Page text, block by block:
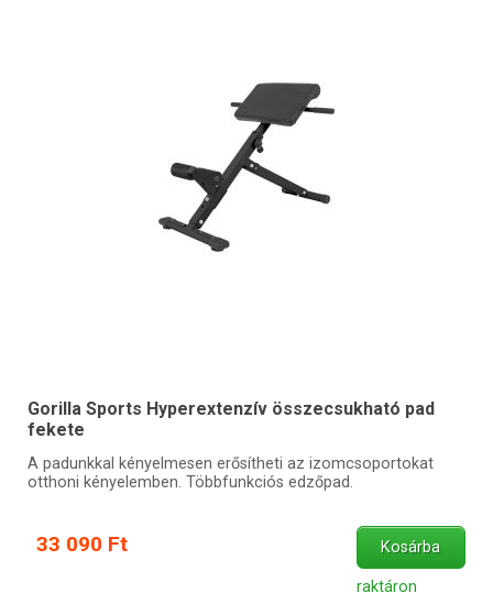
Gorilla Sports Hyperextenzív összecsukható pad
fekete
A padunkkal kényelmesen erősítheti az izomcsoportokat
otthoni kényelemben. Többfunkciós edzőpad.
33 090 Ft Kosárba
raktáron